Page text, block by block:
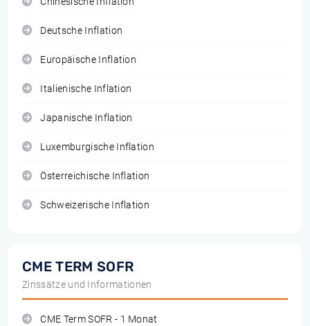
Deutsche Inflation
Europäische Inflation
Italienische Inflation
Japanische Inflation
Luxemburgische Inflation
Österreichische Inflation
Schweizerische Inflation
CME TERM SOFR
Zinssätze und Informationen
CME Term SOFR - 1 Monat